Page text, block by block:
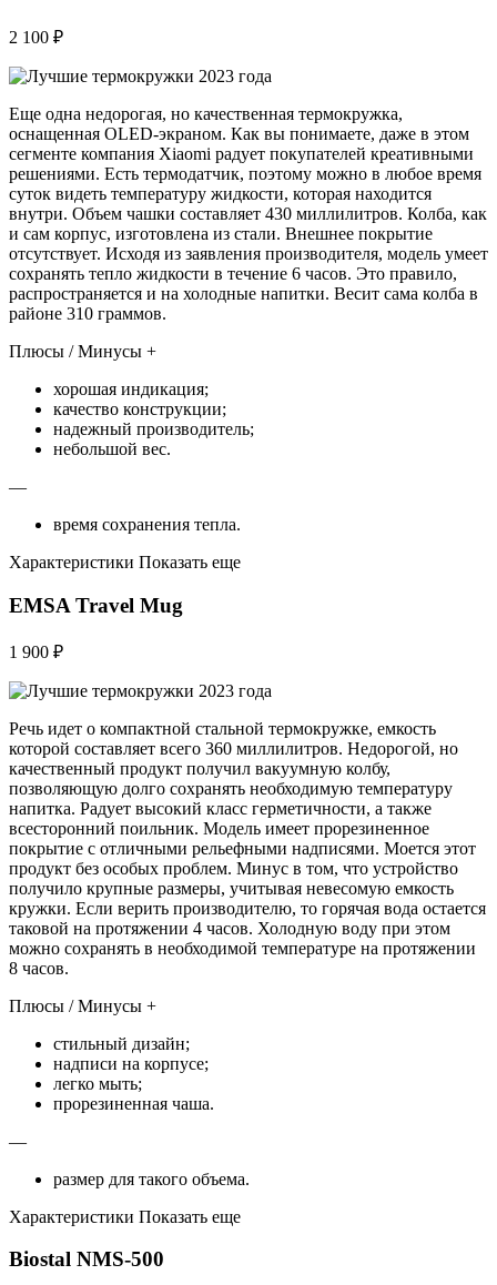
2 100 ₽
Еще одна недорогая, но качественная термокружка,
оснащенная OLED-экраном. Как вы понимаете, даже в этом
сегменте компания Xiaomi радует покупателей креативными
решениями. Есть термодатчик, поэтому можно в любое время
суток видеть температуру жидкости, которая находится
внутри. Объем чашки составляет 430 миллилитров. Колба, как
и сам корпус, изготовлена из стали. Внешнее покрытие
отсутствует. Исходя из заявления производителя, модель умеет
сохранять тепло жидкости в течение 6 часов. Это правило,
распространяется и на холодные напитки. Весит сама колба в
районе 310 граммов.
Плюсы / Минусы +
хорошая индикация;
качество конструкции;
надежный производитель;
небольшой вес.
—
время сохранения тепла.
Характеристики Показать еще
EMSA Travel Mug
1 900 ₽
Речь идет о компактной стальной термокружке, емкость
которой составляет всего 360 миллилитров. Недорогой, но
качественный продукт получил вакуумную колбу,
позволяющую долго сохранять необходимую температуру
напитка. Радует высокий класс герметичности, а также
всесторонний поильник. Модель имеет прорезиненное
покрытие с отличными рельефными надписями. Моется этот
продукт без особых проблем. Минус в том, что устройство
получило крупные размеры, учитывая невесомую емкость
кружки. Если верить производителю, то горячая вода остается
таковой на протяжении 4 часов. Холодную воду при этом
можно сохранять в необходимой температуре на протяжении
8 часов.
Плюсы / Минусы +
стильный дизайн;
надписи на корпусе;
легко мыть;
прорезиненная чаша.
—
размер для такого объема.
Характеристики Показать еще
Biostal NMS-500